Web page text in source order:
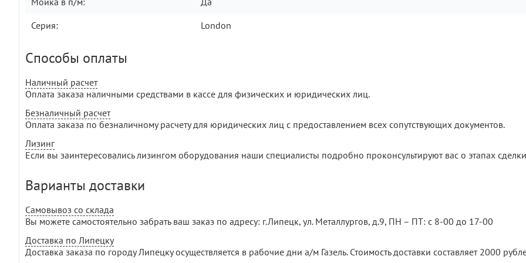
Серия:
London
Способы оплаты
Наличный расчет
Оплата заказа наличными средствами в кассе для физических и юридических лиц.
Безналичный расчет
Оплата заказа по безналичному расчету для юридических лиц с предоставлением всех сопутствующих документов.
Лизинг
Если вы заинтересовались лизингом оборудования наши специалисты подробно проконсультируют вас о этапах
Варианты доставки
Самовывоз со склада
Вы можете самостоятельно забрать ваш заказ по адресу: г.Липецк, ул. Металлургов, д.9, ПН – ПТ: с 8-00 до 17-00
Доставка по Липецку
Доставка заказа по городу Липецку осуществляется в рабочие дни а/м Газель. Стоимость доставки составляет 2000